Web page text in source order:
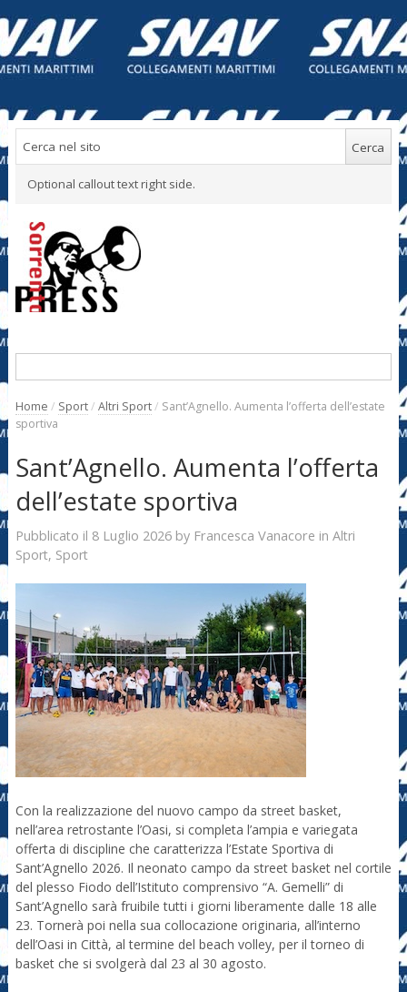
Optional callout text right side.
Home / Sport/ Altri Sport/ Sant’Agnello. Aumenta l’offerta dell’estate
sportiva
Sant’Agnello. Aumenta l’offerta
dell’estate sportiva
Pubblicato il 8 Luglio 2026by Francesca Vanacore in Altri
Sport, Sport
Con la realizzazione del nuovo campo da street basket,
nell’area retrostante l’Oasi, si completa l’ampia e variegata
offerta di discipline che caratterizza l’Estate Sportiva di
Sant’Agnello 2026. Il neonato campo da street basket nel cortile
del plesso Fiodo dell’Istituto comprensivo “A. Gemelli” di
Sant’Agnello sarà fruibile tutti i giorni liberamente dalle 18 alle
23. Tornerà poi nella sua collocazione originaria, all’interno
dell’Oasi in Città, al termine del beach volley, per il torneo di
basket che si svolgerà dal 23 al 30 agosto.